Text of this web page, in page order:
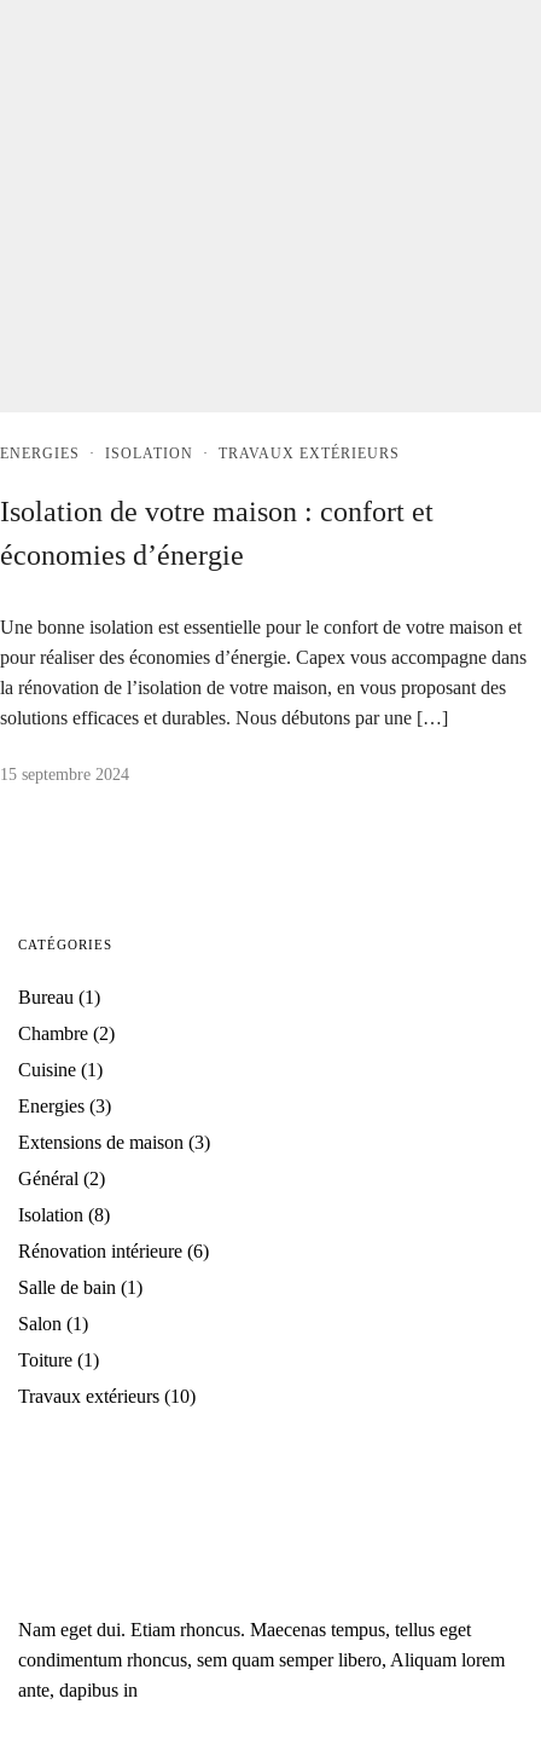
ENERGIES · ISOLATION · TRAVAUX EXTÉRIEURS
Isolation de votre maison : confort et
économies d’énergie
Une bonne isolation est essentielle pour le confort de votre maison et
pour réaliser des économies d’énergie. Capex vous accompagne dans
la rénovation de l’isolation de votre maison, en vous proposant des
solutions efficaces et durables. Nous débutons par une […]
15 septembre 2024
CATÉGORIES
Bureau (1)
Chambre (2)
Cuisine (1)
Energies (3)
Extensions de maison (3)
Général (2)
Isolation (8)
Rénovation intérieure (6)
Salle de bain (1)
Salon (1)
Toiture (1)
Travaux extérieurs (10)
Nam eget dui. Etiam rhoncus. Maecenas tempus, tellus eget
condimentum rhoncus, sem quam semper libero, Aliquam lorem
ante, dapibus in